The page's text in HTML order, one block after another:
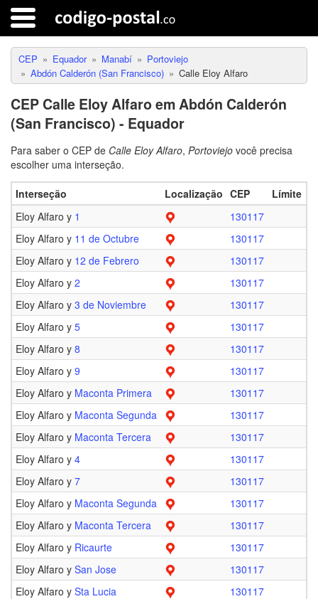
CEP Equador Manabí
Portoviejo
Abdón Calderón (San Francisco)
Calle Eloy Alfaro
CEP Calle Eloy Alfaro em Abdón Calderón
(San Francisco) - Equador
Para saber o CEP de Calle Eloy Alfaro, Portoviejo você precisa
escolher uma interseção.
Interseção Localização CEP
Límite
Eloy Alfaro y 1
130117
Eloy Alfaro y 11 de Octubre
130117
Eloy Alfaro y 12 de Febrero
130117
Eloy Alfaro y 2
130117
Eloy Alfaro y 3 de Noviembre
130117
Eloy Alfaro y 5
130117
Eloy Alfaro y 8
130117
Eloy Alfaro y 9
130117
Eloy Alfaro y Maconta Primera
130117
Eloy Alfaro y Maconta Segunda
130117
Eloy Alfaro y Maconta Tercera
130117
Eloy Alfaro y 4
130117
Eloy Alfaro y 7
130117
Eloy Alfaro y Maconta Segunda
130117
Eloy Alfaro y Maconta Tercera
130117
Eloy Alfaro y Ricaurte
130117
Eloy Alfaro y San Jose
130117
Eloy Alfaro y Sta Lucia
130117